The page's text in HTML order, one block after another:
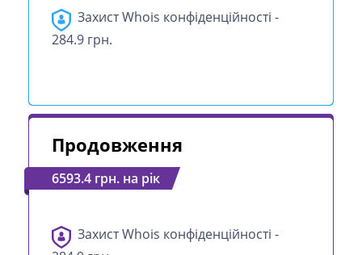
Захист Whois конфіденційності -
284.9 грн.
Продовження
6593.4 грн. на рік
Захист Whois конфіденційності -